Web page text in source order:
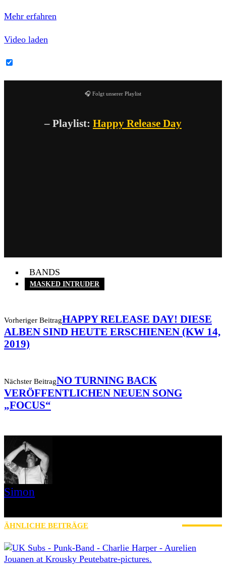
Mehr erfahren
Video laden
🎧 Folgt unserer Playlist
– Playlist: Happy Release Day
BANDS
MASKED INTRUDER
Vorheriger BeitragHAPPY RELEASE DAY! DIESE
ALBEN SIND HEUTE ERSCHIENEN (KW 14,
2019)
Nächster BeitragNO TURNING BACK
VERÖFFENTLICHEN NEUEN SONG
„FOCUS“
Simon
ÄHNLICHE BEITRÄGE